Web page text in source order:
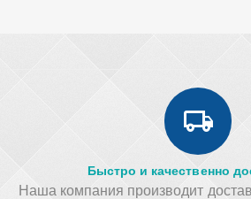
Быстро и качественно
Наша компания производит